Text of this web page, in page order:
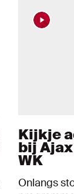
Kijkje
bij Ajax
WK
Onlangs